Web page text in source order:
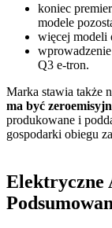
koniec
modele
więcej modeli
Q3 e-tron.
Marka stawia także
ma być
produkowane i
gospodarki obiegu
Elektryczne